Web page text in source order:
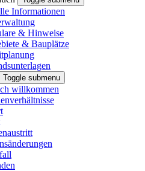
Informationen
& Hinweise
& Bauplätze
Toggle submenu
willkommen